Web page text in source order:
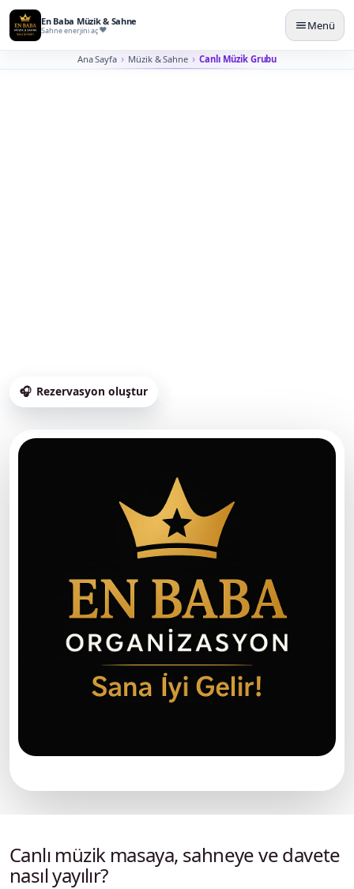
En Baba Müzik & Sahne
Sahne enerjini aç Menü
Ana Sayfa Müzik & Sahne Canlı Müzik Grubu
Rezervasyon oluştur
Canlı müzik masaya, sahneye ve davete
nasıl yayılır?